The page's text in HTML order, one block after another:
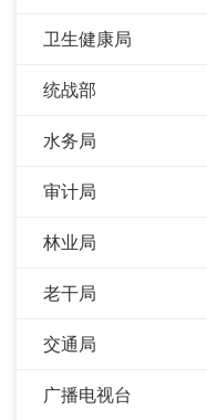
卫生健康局
统战部
水务局
审计局
林业局
老干局
交通局
广播电视台